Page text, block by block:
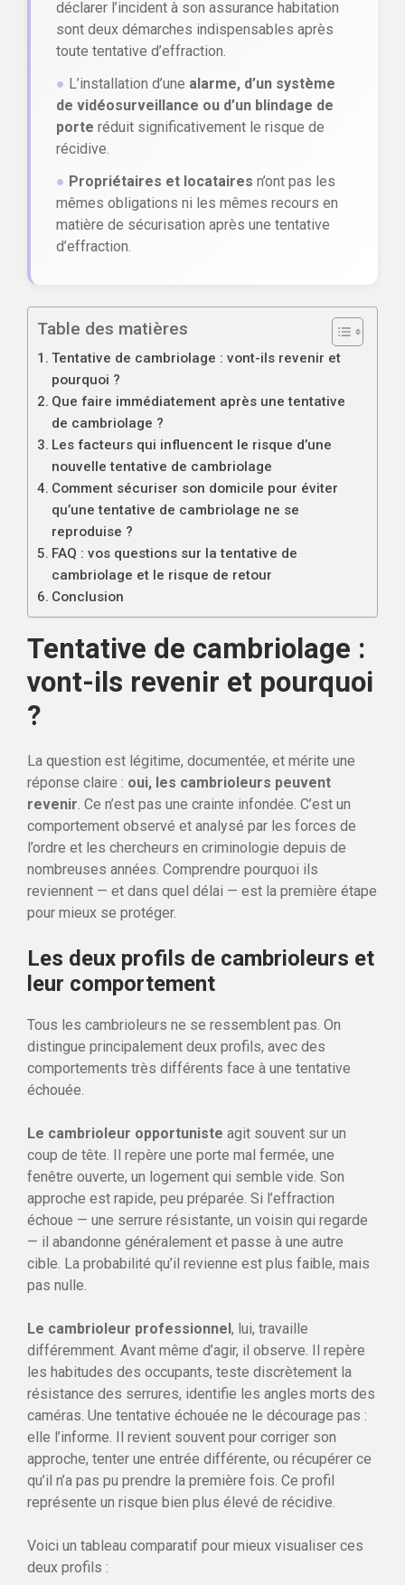
déclarer l’incident à son assurance habitation
sont deux démarches indispensables après
toute tentative d’effraction.
● L’installation d’une alarme, d’un système
de vidéosurveillance ou d’un blindage de
porte réduit significativement le risque de
récidive.
● Propriétaires et locataires n’ont pas les
mêmes obligations ni les mêmes recours en
matière de sécurisation après une tentative
d’effraction.
Table des matières
Tentative de cambriolage : vont-ils revenir et
pourquoi ?
Que faire immédiatement après une tentative
de cambriolage ?
Les facteurs qui influencent le risque d’une
nouvelle tentative de cambriolage
Comment sécuriser son domicile pour éviter
qu’une tentative de cambriolage ne se
reproduise ?
FAQ : vos questions sur la tentative de
cambriolage et le risque de retour
Conclusion
Tentative de cambriolage :
vont-ils revenir et pourquoi
?
La question est légitime, documentée, et mérite une
réponse claire : oui, les cambrioleurs peuvent
revenir. Ce n’est pas une crainte infondée. C’est un
comportement observé et analysé par les forces de
l’ordre et les chercheurs en criminologie depuis de
nombreuses années. Comprendre pourquoi ils
reviennent — et dans quel délai — est la première étape
pour mieux se protéger.
Les deux profils de cambrioleurs et
leur comportement
Tous les cambrioleurs ne se ressemblent pas. On
distingue principalement deux profils, avec des
comportements très différents face à une tentative
échouée.
Le cambrioleur opportuniste agit souvent sur un
coup de tête. Il repère une porte mal fermée, une
fenêtre ouverte, un logement qui semble vide. Son
approche est rapide, peu préparée. Si l’effraction
échoue — une serrure résistante, un voisin qui regarde
— il abandonne généralement et passe à une autre
cible. La probabilité qu’il revienne est plus faible, mais
pas nulle.
Le cambrioleur professionnel , lui, travaille
différemment. Avant même d’agir, il observe. Il repère
les habitudes des occupants, teste discrètement la
résistance des serrures, identifie les angles morts des
caméras. Une tentative échouée ne le décourage pas :
elle l’informe. Il revient souvent pour corriger son
approche, tenter une entrée différente, ou récupérer ce
qu’il n’a pas pu prendre la première fois. Ce profil
représente un risque bien plus élevé de récidive.
Voici un tableau comparatif pour mieux visualiser ces
deux profils :